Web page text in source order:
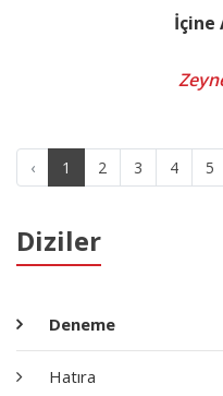
Diziler
Deneme
Hatıra
İçine
‹ 1 2 3 4 5